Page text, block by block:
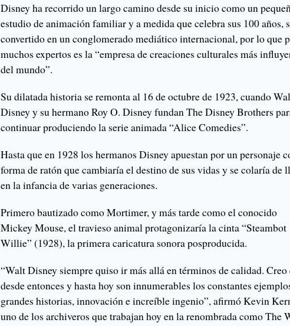
Disney ha recorrido un largo camino desde su inicio como un
estudio de animación familiar y a medida que celebra sus 100 años,
convertido en un conglomerado mediático internacional, por lo que
muchos expertos es la “empresa de creaciones culturales más
del mundo”.
Su dilatada historia se remonta al 16 de octubre de 1923, cuando
Disney y su hermano Roy O. Disney fundan The Disney Brothers
continuar produciendo la serie animada “Alice Comedies”.
Hasta que en 1928 los hermanos Disney apuestan por un personaje
forma de ratón que cambiaría el destino de sus vidas y se colaría de
en la infancia de varias generaciones.
Primero bautizado como Mortimer, y más tarde como el conocido
Mickey Mouse, el travieso animal protagonizaría la cinta “Steambot
Willie” (1928), la primera caricatura sonora posproducida.
“Walt Disney siempre quiso ir más allá en términos de calidad. Creo
desde entonces y hasta hoy son innumerables los constantes
grandes historias, innovación e increíble ingenio”, afirmó Kevin
uno de los archiveros que trabajan hoy en la renombrada como The